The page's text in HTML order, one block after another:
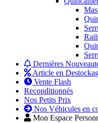
Dernières
Article en
Vente Flash
Reconditionnés
Nos Petits Prix
Nos Véhicules en
Mon Espace